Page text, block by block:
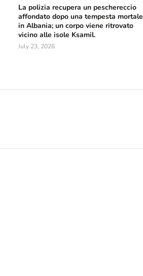
La polizia recupera un peschereccio
affondato dopo una tempesta mortale
in Albania; un corpo viene ritrovato
vicino alle isole Ksamil.
July 23, 2026